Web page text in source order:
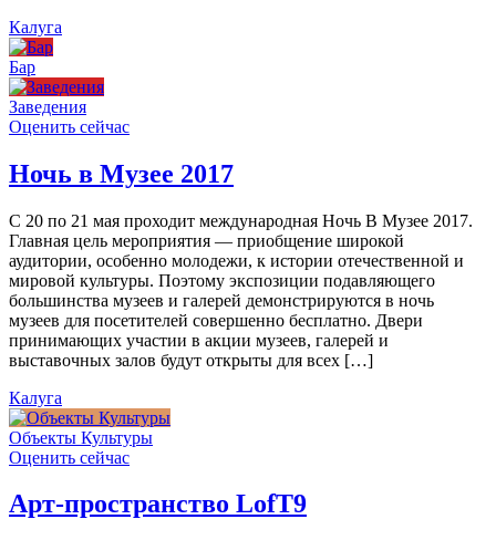
Калуга
Бар
Заведения
Оценить сейчас
Ночь в Музее 2017
С 20 по 21 мая проходит международная Ночь В Музее 2017.
Главная цель мероприятия — приобщение широкой
аудитории, особенно молодежи, к истории отечественной и
мировой культуры. Поэтому экспозиции подавляющего
большинства музеев и галерей демонстрируются в ночь
музеев для посетителей совершенно бесплатно. Двери
принимающих участии в акции музеев, галерей и
выставочных залов будут открыты для всех […]
Калуга
Объекты Культуры
Оценить сейчас
Арт-пространство LofT9